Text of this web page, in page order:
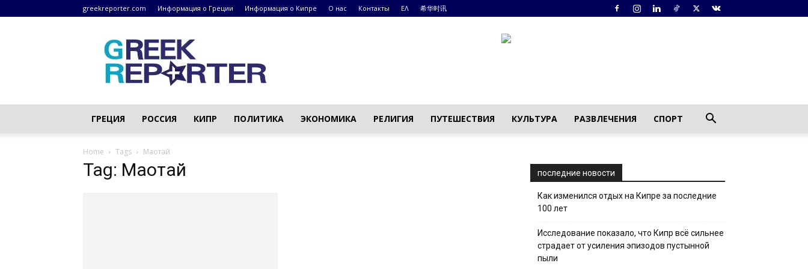
greekreporter.com Информация о Греции Информация о Кипре О нас Контакты ΕΛ 希华时讯
Греческие
новости
–
greekreporter.com
ГРЕЦИЯ РОССИЯ КИПР ПОЛИТИКА ЭКОНОМИКА РЕЛИГИЯ ПУТЕШЕСТВИЯ КУЛЬТУРА РАЗВЛЕЧЕНИЯ СПОРТ
Home Tags Маотай
Tag: Маотай последние новости
Как изменился отдых на Кипре за последние
100 лет
Исследование показало, что Кипр всё сильнее
страдает от усиления эпизодов пустынной
пыли